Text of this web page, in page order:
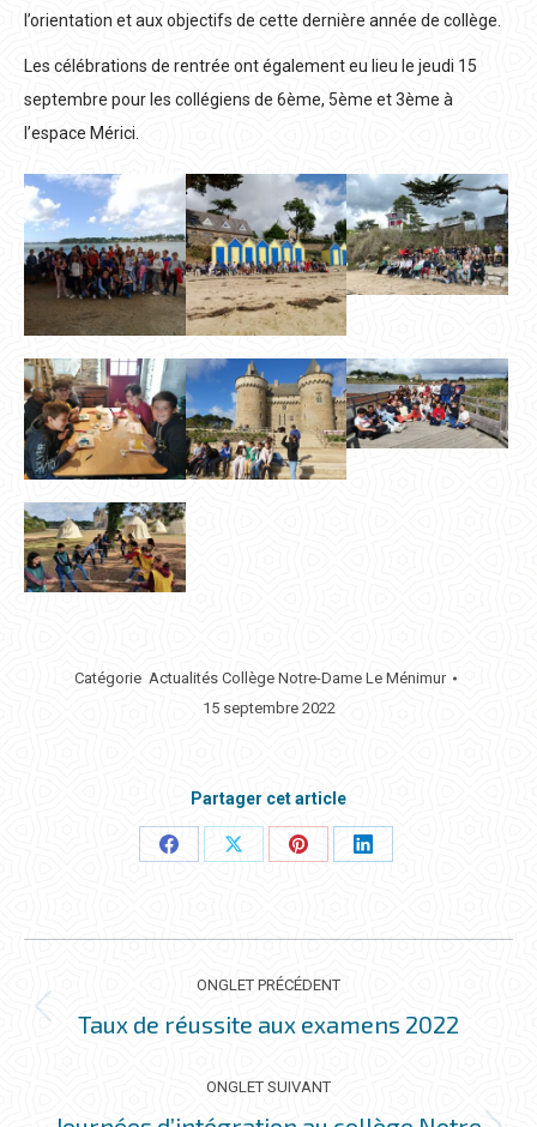
l’orientation et aux objectifs de cette dernière année de collège.
Les célébrations de rentrée ont également eu lieu le jeudi 15
septembre pour les collégiens de 6ème, 5ème et 3ème à
l’espace Mérici.
Catégorie Actualités Collège Notre-Dame Le Ménimur
15 septembre 2022
Partager cet article
PartagerPartagerPartagerPartager
NAVIGATION
DE
COMMENTAIRE
ONGLET PRÉCÉDENT
Onglet
Taux de réussite aux examens 2022
ONGLET SUIVANT